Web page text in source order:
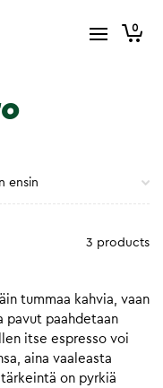
0
3 products
tummaa kahvia, vaan
pavut paahdetaan
itse espresso voi
aina vaaleasta
on pyrkiä